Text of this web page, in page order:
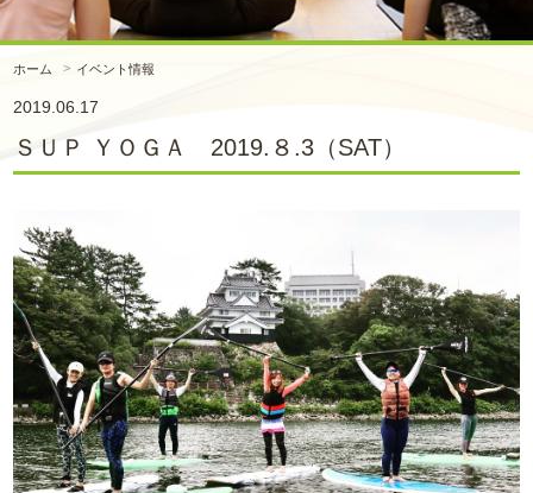
ホーム イベント情報
2019.06.17
ＳＵＰ ＹＯＧＡ 2019.８.3（SAT）